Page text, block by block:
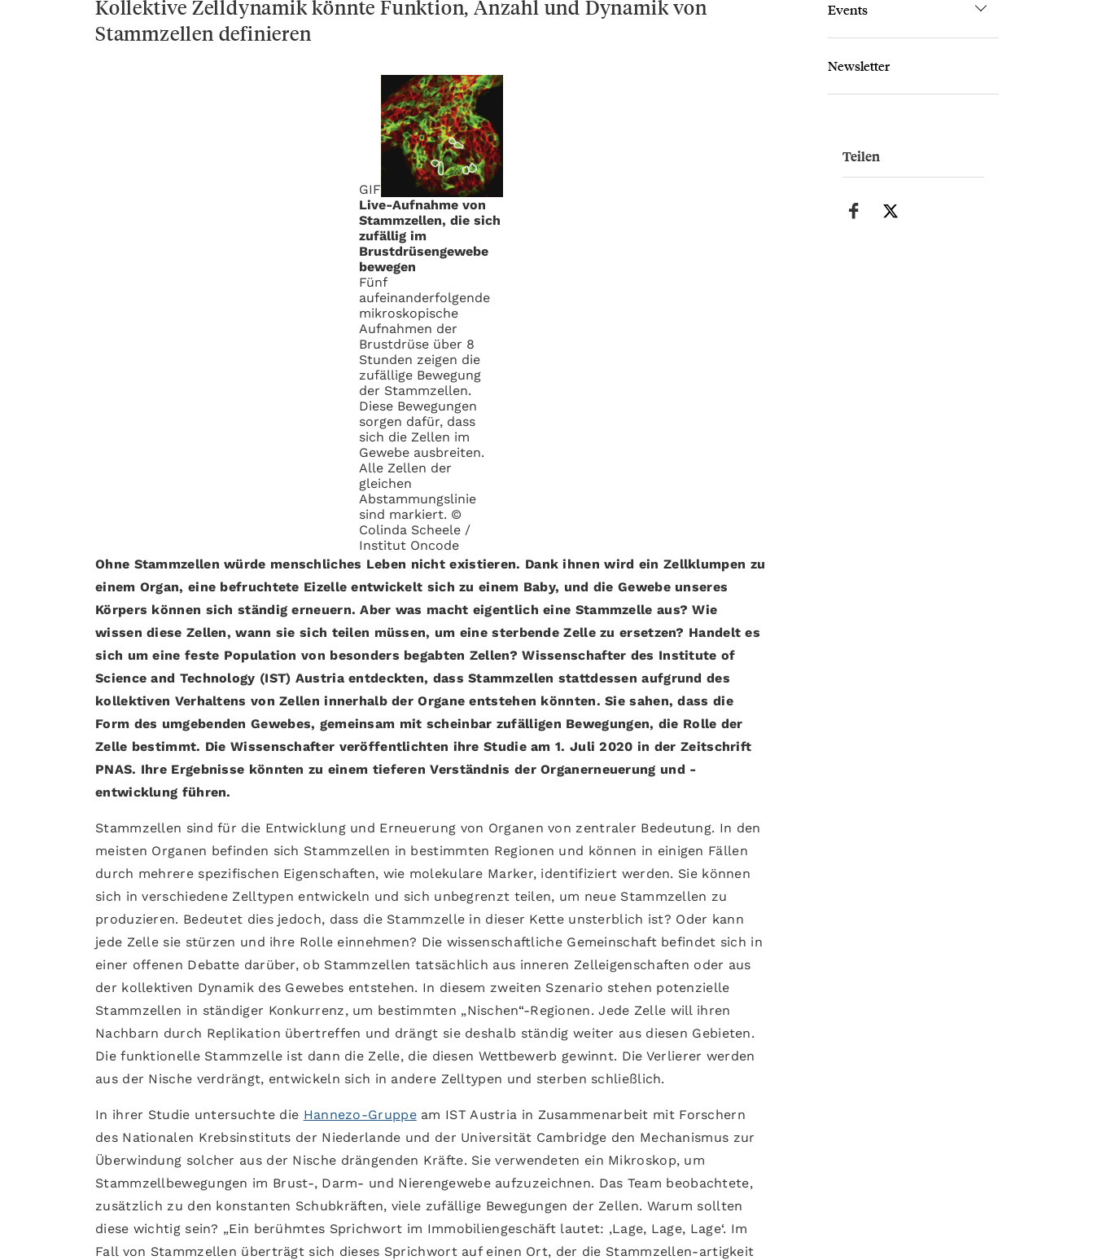
Kollektive Zelldynamik könnte Funktion, Anzahl und Dynamik von
Stammzellen definieren
GIF
Live-Aufnahme von
Stammzellen, die sich
zufällig im
Brustdrüsengewebe
bewegen
Fünf
aufeinanderfolgende
mikroskopische
Aufnahmen der
Brustdrüse über 8
Stunden zeigen die
zufällige Bewegung
der Stammzellen.
Diese Bewegungen
sorgen dafür, dass
sich die Zellen im
Gewebe ausbreiten.
Alle Zellen der
gleichen
Abstammungslinie
sind markiert. ©
Colinda Scheele /
Institut Oncode
Ohne Stammzellen würde menschliches Leben nicht existieren. Dank ihnen wird ein Zellklumpen zu
einem Organ, eine befruchtete Eizelle entwickelt sich zu einem Baby, und die Gewebe unseres
Körpers können sich ständig erneuern. Aber was macht eigentlich eine Stammzelle aus? Wie
wissen diese Zellen, wann sie sich teilen müssen, um eine sterbende Zelle zu ersetzen? Handelt es
sich um eine feste Population von besonders begabten Zellen? Wissenschafter des Institute of
Science and Technology (IST) Austria entdeckten, dass Stammzellen stattdessen aufgrund des
kollektiven Verhaltens von Zellen innerhalb der Organe entstehen könnten. Sie sahen, dass die
Form des umgebenden Gewebes, gemeinsam mit scheinbar zufälligen Bewegungen, die Rolle der
Zelle bestimmt. Die Wissenschafter veröffentlichten ihre Studie am 1. Juli 2020 in der Zeitschrift
PNAS. Ihre Ergebnisse könnten zu einem tieferen Verständnis der Organerneuerung und -
entwicklung führen.
Stammzellen sind für die Entwicklung und Erneuerung von Organen von zentraler Bedeutung. In den
meisten Organen befinden sich Stammzellen in bestimmten Regionen und können in einigen Fällen
durch mehrere spezifischen Eigenschaften, wie molekulare Marker, identifiziert werden. Sie können
sich in verschiedene Zelltypen entwickeln und sich unbegrenzt teilen, um neue Stammzellen zu
produzieren. Bedeutet dies jedoch, dass die Stammzelle in dieser Kette unsterblich ist? Oder kann
jede Zelle sie stürzen und ihre Rolle einnehmen? Die wissenschaftliche Gemeinschaft befindet sich in
einer offenen Debatte darüber, ob Stammzellen tatsächlich aus inneren Zelleigenschaften oder aus
der kollektiven Dynamik des Gewebes entstehen. In diesem zweiten Szenario stehen potenzielle
Stammzellen in ständiger Konkurrenz, um bestimmten „Nischen“-Regionen. Jede Zelle will ihren
Nachbarn durch Replikation übertreffen und drängt sie deshalb ständig weiter aus diesen Gebieten.
Die funktionelle Stammzelle ist dann die Zelle, die diesen Wettbewerb gewinnt. Die Verlierer werden
aus der Nische verdrängt, entwickeln sich in andere Zelltypen und sterben schließlich.
In ihrer Studie untersuchte die Hannezo-Gruppeam IST Austria in Zusammenarbeit mit Forschern
des Nationalen Krebsinstituts der Niederlande und der Universität Cambridge den Mechanismus zur
Überwindung solcher aus der Nische drängenden Kräfte. Sie verwendeten ein Mikroskop, um
Stammzellbewegungen im Brust-, Darm- und Nierengewebe aufzuzeichnen. Das Team beobachtete,
zusätzlich zu den konstanten Schubkräften, viele zufällige Bewegungen der Zellen. Warum sollten
diese wichtig sein? „Ein berühmtes Sprichwort im Immobiliengeschäft lautet: ‚Lage, Lage, Lage‘. Im
Fall von Stammzellen überträgt sich dieses Sprichwort auf einen Ort, der die Stammzellen-artigkeit
Events
Newsletter
Teilen